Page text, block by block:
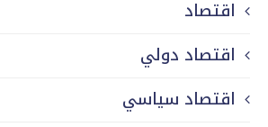
اقتصاد
اقتصاد دولي
اقتصاد سياسي